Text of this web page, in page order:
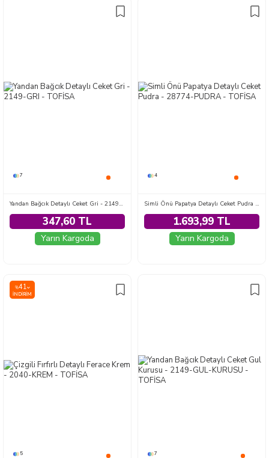
7
Yandan Bağcık Detaylı Ceket Gri - 2149-GRI
347,60 TL
Yarın Kargoda
4
Simli Önü Papatya Detaylı Ceket Pudra - 28774-PUDRA
1.693,99 TL
Yarın Kargoda
%41
İNDIRIM
5 7